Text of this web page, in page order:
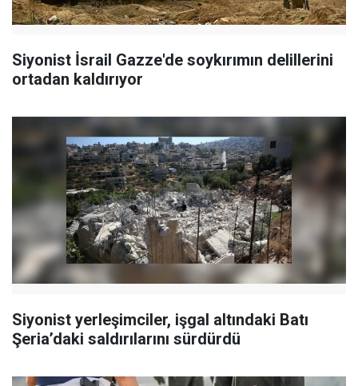
Siyonist İsrail Gazze'de soykırımın delillerini
ortadan kaldırıyor
Siyonist yerleşimciler, işgal altındaki Batı
Şeria’daki saldırılarını sürdürdü